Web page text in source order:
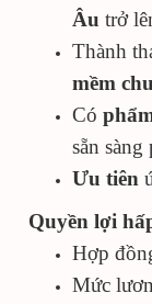
Âu trở
Thành
mềm
Có
sẵn
Ưu tiên
Quyền lợi
Hợp
Mức